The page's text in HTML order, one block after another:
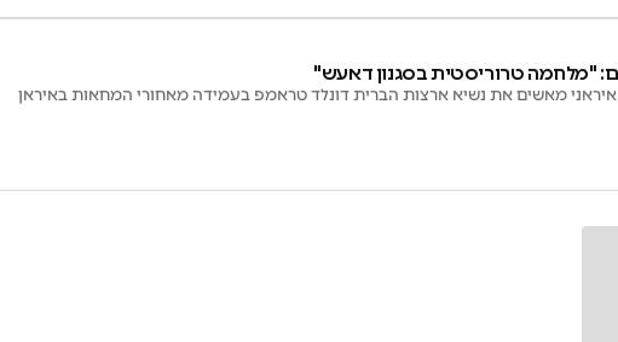
"מלחמה טרוריסטית בסגנון דאעש"
מאשים את נשיא ארצות הברית דונלד טראמפ בעמידה מאחורי המחאות באיראן